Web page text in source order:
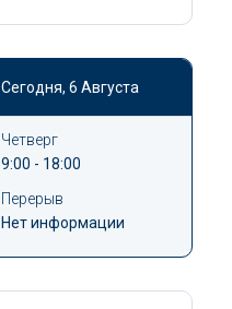
Сегодня, 6 Августа
Четверг
9:00 - 18:00
Перерыв
Нет информации